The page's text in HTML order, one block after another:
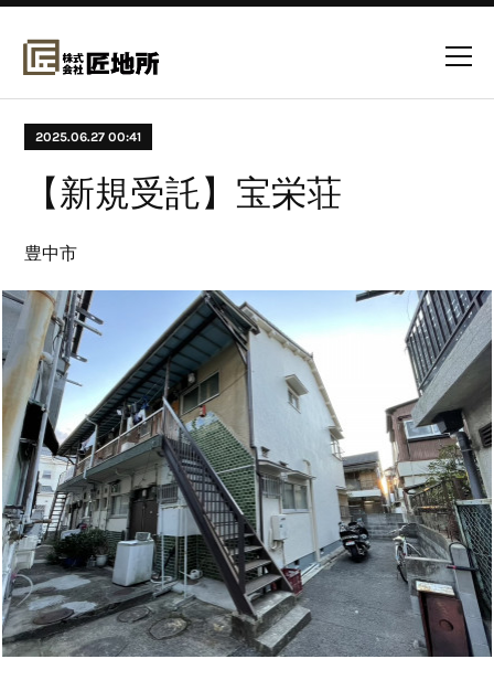
2025.06.27 00:41
【新規受託】宝栄荘
豊中市